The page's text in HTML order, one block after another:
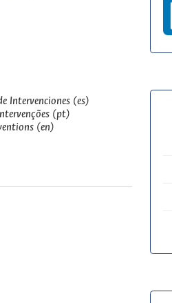
Intervenciones (es)
(pt)
(en)